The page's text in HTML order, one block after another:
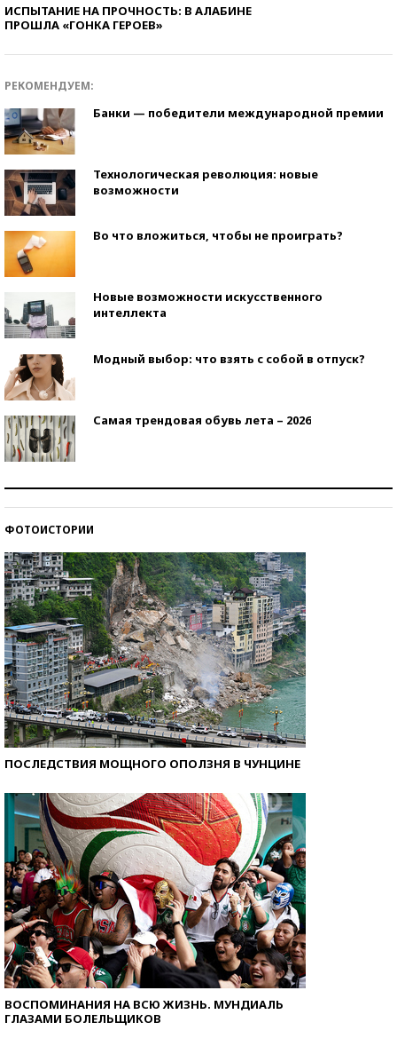
ИСПЫТАНИЕ НА ПРОЧНОСТЬ: В АЛАБИНЕ
ПРОШЛА «ГОНКА ГЕРОЕВ»
РЕКОМЕНДУЕМ:
Банки — победители международной премии
Технологическая революция: новые
возможности
Во что вложиться, чтобы не проиграть?
Новые возможности искусственного
интеллекта
Модный выбор: что взять с собой в отпуск?
Самая трендовая обувь лета – 2026
ФОТОИСТОРИИ
ПОСЛЕДСТВИЯ МОЩНОГО ОПОЛЗНЯ В ЧУНЦИНЕ
ВОСПОМИНАНИЯ НА ВСЮ ЖИЗНЬ. МУНДИАЛЬ
ГЛАЗАМИ БОЛЕЛЬЩИКОВ